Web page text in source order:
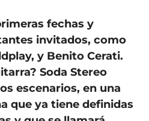
fechas y
invitados, como
y Benito Cerati.
Soda Stereo
escenarios, en una
que ya tiene definidas